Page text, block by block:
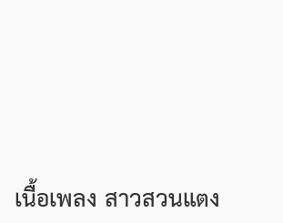
เนื้อเพลง สาวสวนแตง